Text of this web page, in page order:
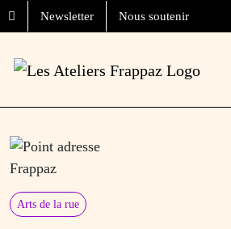
Aller au contenu
Skip to footer
Nous soutenir
Newsletter
Arts de la rue